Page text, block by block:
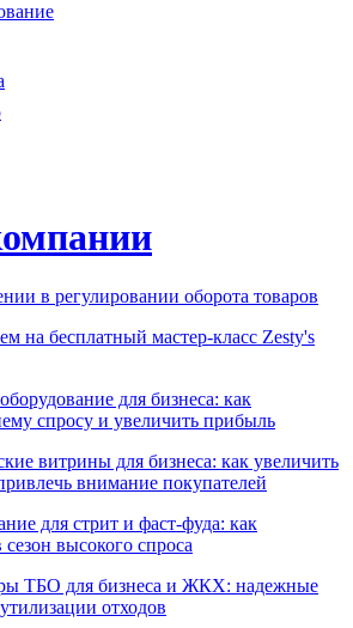
в регулировании оборота товаров
на бесплатный мастер-класс Zesty's
для бизнеса: как
спросу и увеличить прибыль
витрины для бизнеса: как увеличить
внимание покупателей
для стрит и фаст-фуда: как
высокого спроса
ТБО для бизнеса и ЖКХ: надежные
отходов